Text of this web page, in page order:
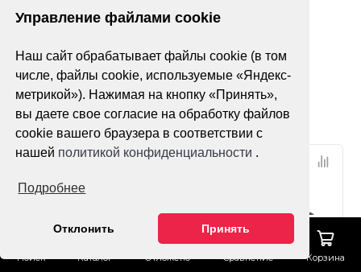
Управление файлами cookie
Наш сайт обрабатывает файлы cookie (в том
числе, файлы cookie, используемые «Яндекс-
метрикой»). Нажимая на кнопку «Принять»,
вы даете свое согласие на обработку файлов
cookie вашего браузера в соответствии с
нашей политикой конфиденциальности .
Подробнее
Отклонить Принять
Поиск Каталог Отложено Сравнение Корзина
без ПТС с ПТС
Только в наличии
По популярности